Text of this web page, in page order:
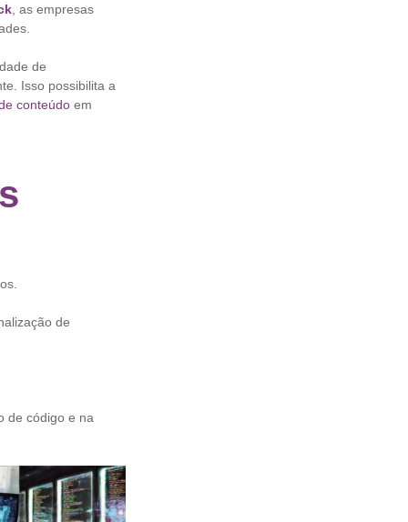
, as empresas
de
Isso possibilita a
conteúdo em
de
de código e na